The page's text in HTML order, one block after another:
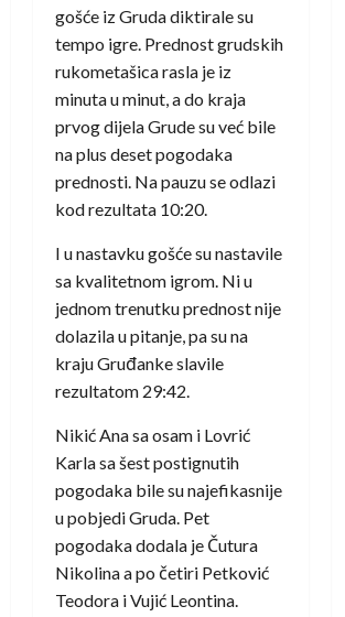
gošće iz Gruda diktirale su
tempo igre. Prednost grudskih
rukometašica rasla je iz
minuta u minut, a do kraja
prvog dijela Grude su već bile
na plus deset pogodaka
prednosti. Na pauzu se odlazi
kod rezultata 10:20.
I u nastavku gošće su nastavile
sa kvalitetnom igrom. Ni u
jednom trenutku prednost nije
dolazila u pitanje, pa su na
kraju Gruđanke slavile
rezultatom 29:42.
Nikić Ana sa osam i Lovrić
Karla sa šest postignutih
pogodaka bile su najefikasnije
u pobjedi Gruda. Pet
pogodaka dodala je Čutura
Nikolina a po četiri Petković
Teodora i Vujić Leontina.